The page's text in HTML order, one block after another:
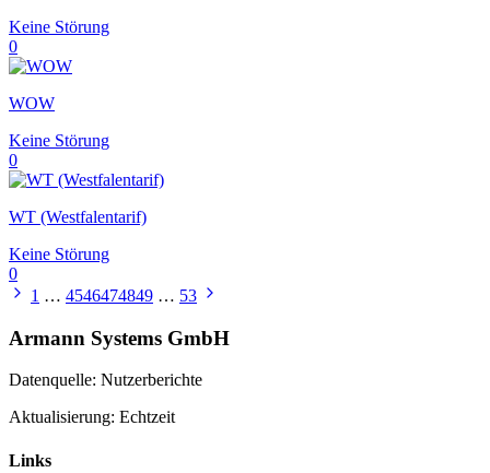
Keine Störung
0
WOW
Keine Störung
0
WT (Westfalentarif)
Keine Störung
0
1 … 4546474849 … 53
Armann Systems GmbH
Datenquelle: Nutzerberichte
Aktualisierung: Echtzeit
Links